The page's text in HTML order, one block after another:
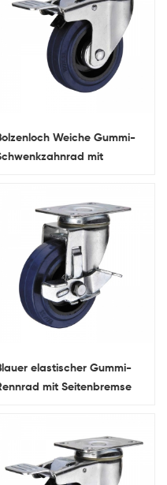
Weiche Gummi-
mit
elastischer Gummi-
mit Seitenbremse